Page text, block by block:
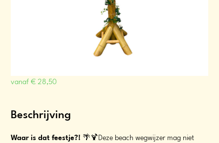
vanaf € 28,50
Beschrijving
Waar is dat feestje?! 🌴🍹Deze beach wegwijzer mag niet